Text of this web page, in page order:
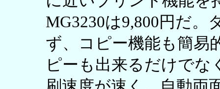
MG3230は9,800円だ。
ず、コピー機能も簡易
ピーも出来るだけでな